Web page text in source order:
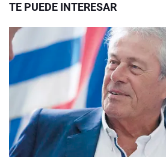
TE PUEDE INTERESAR